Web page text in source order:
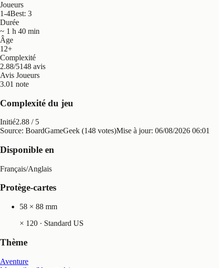
Joueurs
1-4Best: 3
Durée
~ 1 h 40 min
Âge
12+
Complexité
2.88/5148 avis
Avis Joueurs
3.01 note
Complexité du jeu
Initié2.88 / 5
Source: BoardGameGeek (148 votes)Mise à jour: 06/08/2026 06:01
Disponible en
Français/Anglais
Protège-cartes
58 × 88 mm
× 120 · Standard US
Thème
Aventure